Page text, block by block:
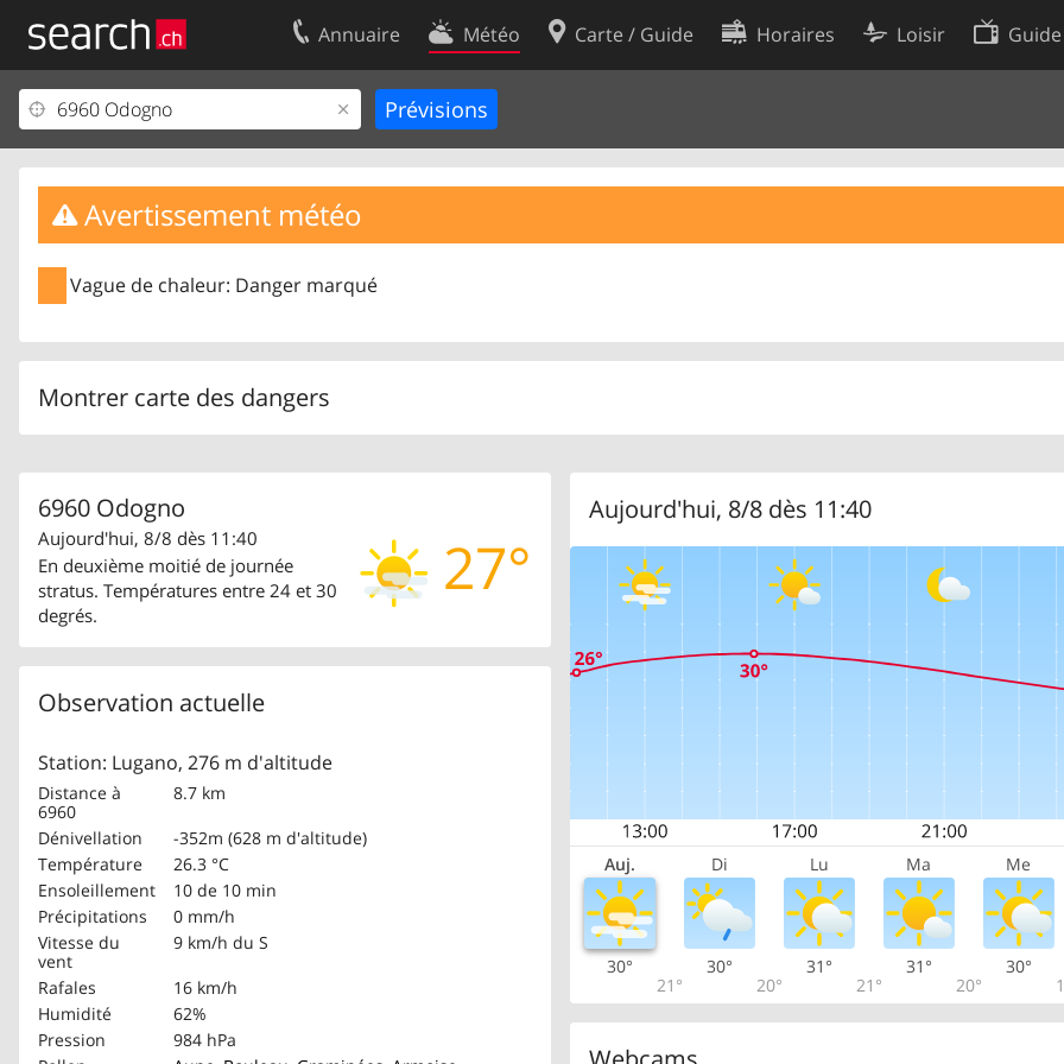
Annuaire Météo Carte / Guide Horaires Loisir
Avertissement météo
Vague de chaleur: Danger marqué
Montrer carte des dangers
6960 Odogno
27°
Aujourd'hui, 8/8 dès 11:40
En deuxième moitié de journée
stratus. Températures entre 24 et 30
degrés.
Observation actuelle
Station: Lugano, 276 m d'altitude
Distance à
6960
8.7 km
Dénivellation
-352m (628 m d'altitude)
Température
26.3 °C
Ensoleillement
10 de 10 min
Précipitations
0 mm/h
Vitesse du
vent
9 km/h du S
Rafales
16 km/h
Humidité
62%
Pression
984 hPa
Aujourd'hui, 8/8 dès 11:40
Auj. Di Lu Ma Me
30°
21°
30°
20°
31°
21°
31°
20°
30°
Votre inscription
Centre clients
Mentions Légales
Contact
Conditions d’utilisation
Protection des données
Préférences de cookies
Développeurs